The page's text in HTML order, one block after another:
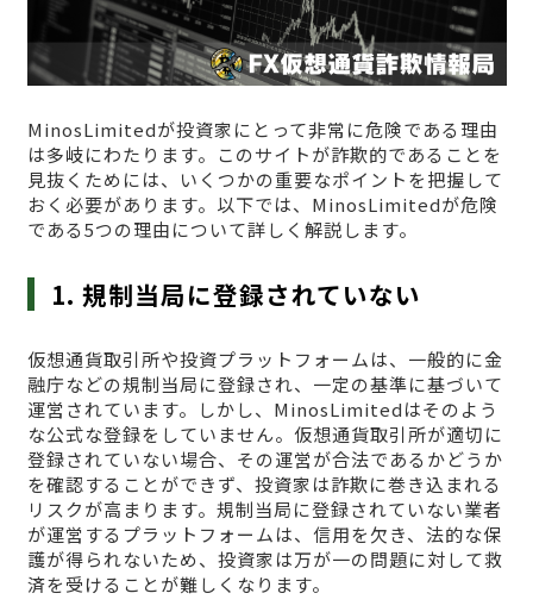
MinosLimitedが投資家にとって非常に危険である理由
は多岐にわたります。このサイトが詐欺的であることを
見抜くためには、いくつかの重要なポイントを把握して
おく必要があります。以下では、MinosLimitedが危険
である5つの理由について詳しく解説します。
1. 規制当局に登録されていない
仮想通貨取引所や投資プラットフォームは、一般的に金
融庁などの規制当局に登録され、一定の基準に基づいて
運営されています。しかし、MinosLimitedはそのよう
な公式な登録をしていません。仮想通貨取引所が適切に
登録されていない場合、その運営が合法であるかどうか
を確認することができず、投資家は詐欺に巻き込まれる
リスクが高まります。規制当局に登録されていない業者
が運営するプラットフォームは、信用を欠き、法的な保
護が得られないため、投資家は万が一の問題に対して救
済を受けることが難しくなります。